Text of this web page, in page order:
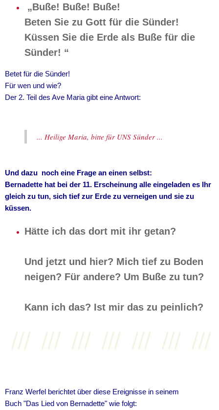
„Buße! Buße! Buße!
Beten Sie zu Gott für die Sünder!
Küssen Sie die Erde als Buße für die
Sünder! “
Betet für die Sünder!
Für wen und wie?
Der 2. Teil des Ave Maria gibt eine Antwort:
... Heilige Maria, bitte für UNS Sünder ...
Und dazu noch eine Frage an einen selbst:
Bernadette hat bei der 11. Erscheinung alle eingeladen es Ihr
gleich zu tun, sich tief zur Erde zu verneigen und sie zu
küssen.
Hätte ich das dort mit ihr getan?
Und jetzt und hier? Mich tief zu Boden
neigen? Für andere? Um Buße zu tun?
Kann ich das? Ist mir das zu peinlich?
Franz Werfel berichtet über diese Ereignisse in seinem
Buch "Das Lied von Bernadette" wie folgt: